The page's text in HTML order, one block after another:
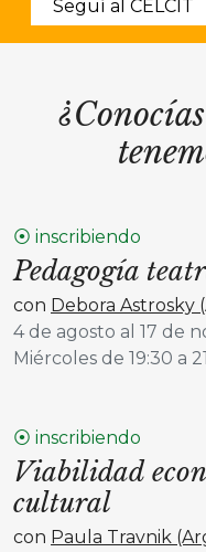
Seguí al CELCIT
⦿ inscribiendo
Pedagogía
con Debora Astrosky
4 de agosto al 17 de
Miércoles de 19:30 a 21
⦿ inscribiendo
Viabilidad
cultural
con Paula Travnik